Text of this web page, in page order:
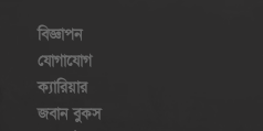
বিজ্ঞাপন
যোগাযোগ
ক্যারিয়ার
জবান বুকস